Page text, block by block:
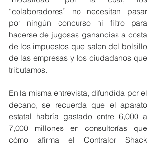
“colaboradores” no necesitan pasar
por ningún concurso ni filtro para
hacerse de jugosas ganancias a costa
de los impuestos que salen del bolsillo
de las empresas y los ciudadanos que
tributamos.
En la misma entrevista, difundida por el
decano, se recuerda que el aparato
estatal habría gastado entre 6,000 a
7,000 millones en consultorías que
cómo afirma el Contralor Shack